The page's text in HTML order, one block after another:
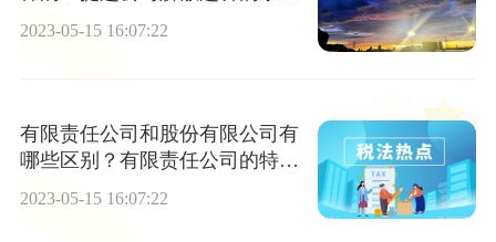
是什么？
2023-05-15 16:07:22
有限责任公司和股份有限公司有
哪些区别？有限责任公司的特点
2023-05-15 16:07:22